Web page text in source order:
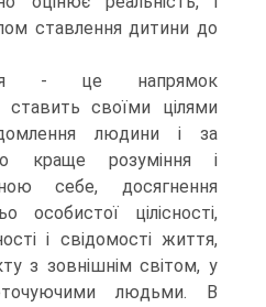
ставлення дитини до
- це напрямок
ставить своїми цілями
людини і за
краще розуміння і
себе, досягнення
особистої цілісності,
і свідомості життя,
з зовнішнім світом, у
людьми. В